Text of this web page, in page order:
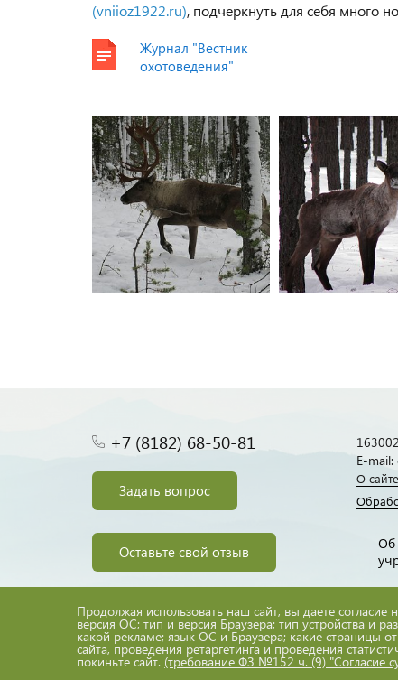
(vniioz1922.ru), подчеркнуть для себя много
Журнал "Вестник
охотоведения"
+7 (8182) 68-50-81
Задать вопрос
Оставьте свой отзыв
E-
О сайте
Об
Все материалы сайта доступны по лицензии:
Creative Commons Attribution 4.0 International
Продолжая использовать наш сайт, вы даете
версия ОС; тип и версия Браузера; тип устройства и
какой рекламе; язык ОС и Браузера; какие страницы
сайта, проведения ретаргетинга и проведения
покиньте сайт. (требование ФЗ №152 ч. (9) "Согласие